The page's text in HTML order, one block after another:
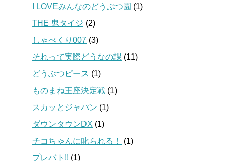
I LOVEみんなのどうぶつ園 (1)
THE 鬼タイジ (2)
しゃべくり007 (3)
それって実際どうなの課 (11)
どうぶつピース (1)
ものまね王座決定戦 (1)
スカッとジャパン (1)
ダウンタウンDX (1)
チコちゃんに叱られる！
(1)
プレバト!! (1)